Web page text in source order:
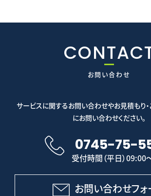
お問い合わせ
サービスに関するお問い合わせやお見積もり
にお問い合わせください。
0745-75-
受付時間（平日）09:00
お問い合わせフォ